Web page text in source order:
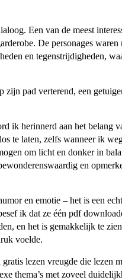
Een van de meest
De personages waren
en tegenstrijdigheden,
zijn pad verterend, een
ik herinnerd aan het belang
te laten, zelfs wanneer ik
om licht en donker in
en
en emotie – het is een
ik dat ze één pdf
en het is gemakkelijk te
voelde.
lezen vreugde die lezen
thema’s met zoveel